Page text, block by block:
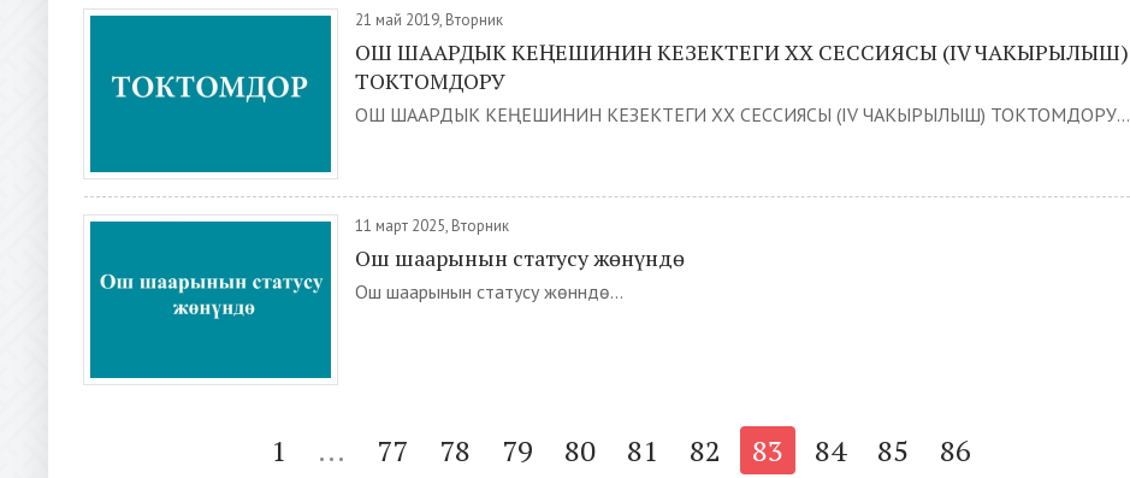
21 май 2019, Вторник
ОШ ШААРДЫК КЕҢЕШИНИН КЕЗЕКТЕГИ XX СЕССИЯСЫ (IV ЧАКЫРЫЛЫШ)
ТОКТОМДОРУ
ОШ ШААРДЫК КЕҢЕШИНИН КЕЗЕКТЕГИ XX СЕССИЯСЫ (IV ЧАКЫРЫЛЫШ) ТОКТОМДОРУ...
11 март 2025, Вторник
Ош шаарынын статусу жөнүндө
Ош шаарынын статусу жөнүндө...
1 ... 77 78 79 80 81 82 83 84 85 86